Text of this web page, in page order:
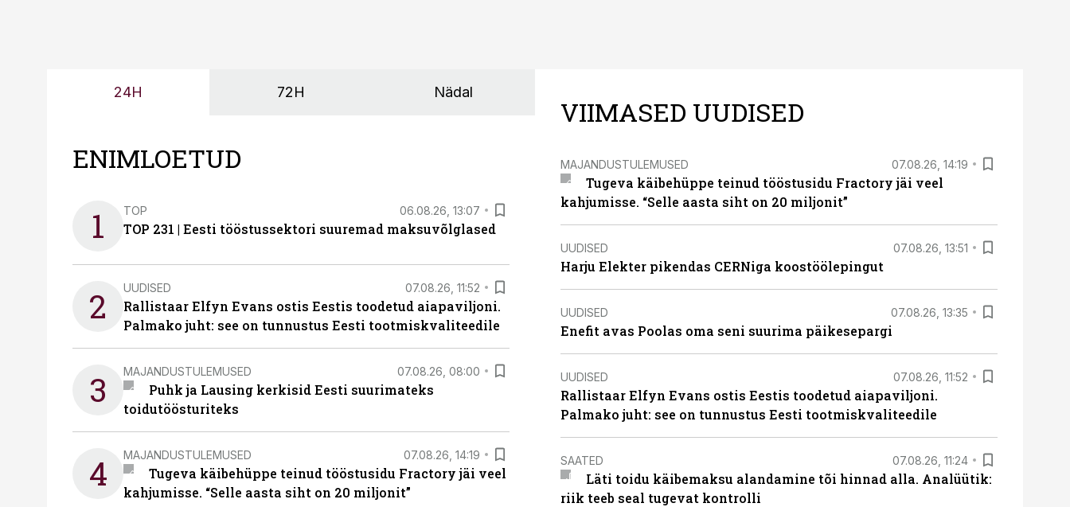
24H 72H Nädal
ENIMLOETUD
1 TOP 06.08.26, 13:07
TOP 231 | Eesti tööstussektori suuremad maksuvõlglased
2 UUDISED 07.08.26, 11:52
Rallistaar Elfyn Evans ostis Eestis toodetud aiapaviljoni.
Palmako juht: see on tunnustus Eesti tootmiskvaliteedile
3 MAJANDUSTULEMUSED 07.08.26, 08:00
Puhk ja Lausing kerkisid Eesti suurimateks
toidutöösturiteks
4 MAJANDUSTULEMUSED 07.08.26, 14:19
Tugeva käibehüppe teinud tööstusidu Fractory jäi veel
kahjumisse. “Selle aasta siht on 20 miljonit”
VIIMASED UUDISED
MAJANDUSTULEMUSED 07.08.26, 14:19
Tugeva käibehüppe teinud tööstusidu Fractory jäi veel
kahjumisse. “Selle aasta siht on 20 miljonit”
UUDISED 07.08.26, 13:51
Harju Elekter pikendas CERNiga koostöölepingut
UUDISED 07.08.26, 13:35
Enefit avas Poolas oma seni suurima päikesepargi
UUDISED 07.08.26, 11:52
Rallistaar Elfyn Evans ostis Eestis toodetud aiapaviljoni.
Palmako juht: see on tunnustus Eesti tootmiskvaliteedile
SAATED 07.08.26, 11:24
Läti toidu käibemaksu alandamine tõi hinnad alla. Analüütik:
riik teeb seal tugevat kontrolli